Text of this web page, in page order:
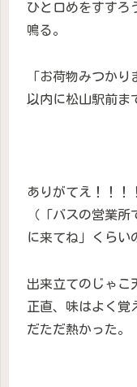
ひと口めをすすろ
鳴る。
「お荷物みつか
以内に松山駅前ま
ありがてえ！！！！
（「バスの営業
に来てね」くらい
出来立てのじゃこ
正直、味はよく覚
だただ熱かった。